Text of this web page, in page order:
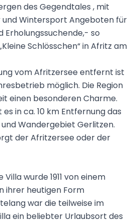
des Gegendtales , mit
und Wintersport Angeboten für
so
Schlösschen“ in Afritz am
vom Afritzersee entfernt ist
möglich. Die Region
einen besonderen Charme.
in ca. 10 km Entfernung das
Wandergebiet Gerlitzen.
der Afritzersee oder der
wurde 1911 von einem
ihrer heutigen Form
war die teilweise im
ein beliebter Urlaubsort des